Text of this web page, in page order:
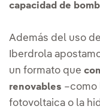
capacidad de
Además del uso
Iberdrola
un formato que
renovables –como
fotovoltaica o la